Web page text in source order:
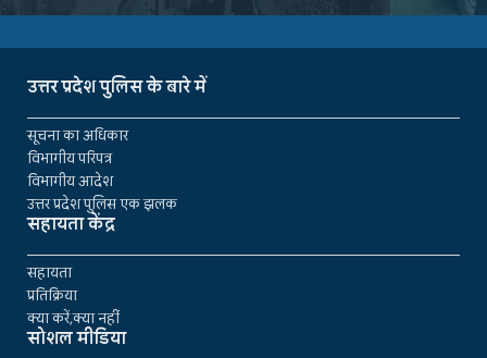
उत्तर प्रदेश पुलिस के बारे में
सूचना का अधिकार
विभागीय परिपत्र
विभागीय आदेश
उत्तर प्रदेश पुलिस एक झलक
सहायता केंद्र
सहायता
प्रतिक्रिया
क्या करें,क्या नहीं
सोशल मीडिया